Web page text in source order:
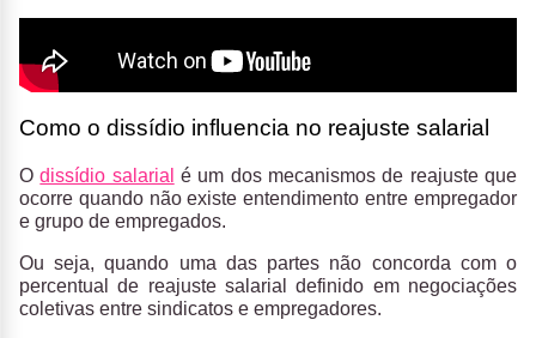
Como o dissídio influencia no reajuste salarial
Odissídio salarial é um dos mecanismos de reajuste que
ocorre quando não existe entendimento entre empregador
e grupo de empregados.
Ou seja, quando uma das partes não concorda com o
percentual de reajuste salarial definido em negociações
coletivas entre sindicatos e empregadores.